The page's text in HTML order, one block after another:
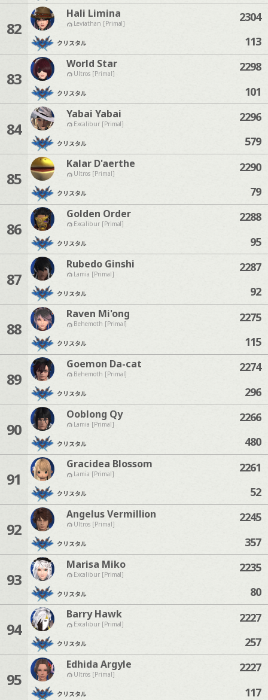
82
Hali Limina
Leviathan [Primal]
クリスタル
2304
113
83
World Star
Ultros [Primal]
クリスタル
2298
101
84
Yabai Yabai
Excalibur [Primal]
クリスタル
2296
579
85
Kalar D'aerthe
Ultros [Primal]
クリスタル
2290
79
86
Golden Order
Excalibur [Primal]
クリスタル
2288
95
87
Rubedo Ginshi
Lamia [Primal]
クリスタル
2287
92
88
Raven Mi'ong
Behemoth [Primal]
クリスタル
2275
115
89
Goemon Da-cat
Behemoth [Primal]
クリスタル
2274
296
90
Ooblong Qy
Lamia [Primal]
クリスタル
2266
480
91
Gracidea Blossom
Lamia [Primal]
クリスタル
2261
52
92
Angelus Vermillion
Ultros [Primal]
クリスタル
2245
357
93
Marisa Miko
Excalibur [Primal]
クリスタル
2235
80
94
Barry Hawk
Excalibur [Primal]
クリスタル
2227
257
95
Edhida Argyle
Ultros [Primal]
クリスタル
2227
117